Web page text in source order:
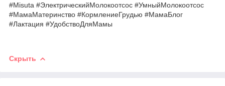
#Misuta #ЭлектрическийМолокоотсос #УмныйМолокоотсос
#МамаМатеринство #КормлениеГрудью #МамаБлог
#Лактация #УдобствоДляМамы
Скрыть